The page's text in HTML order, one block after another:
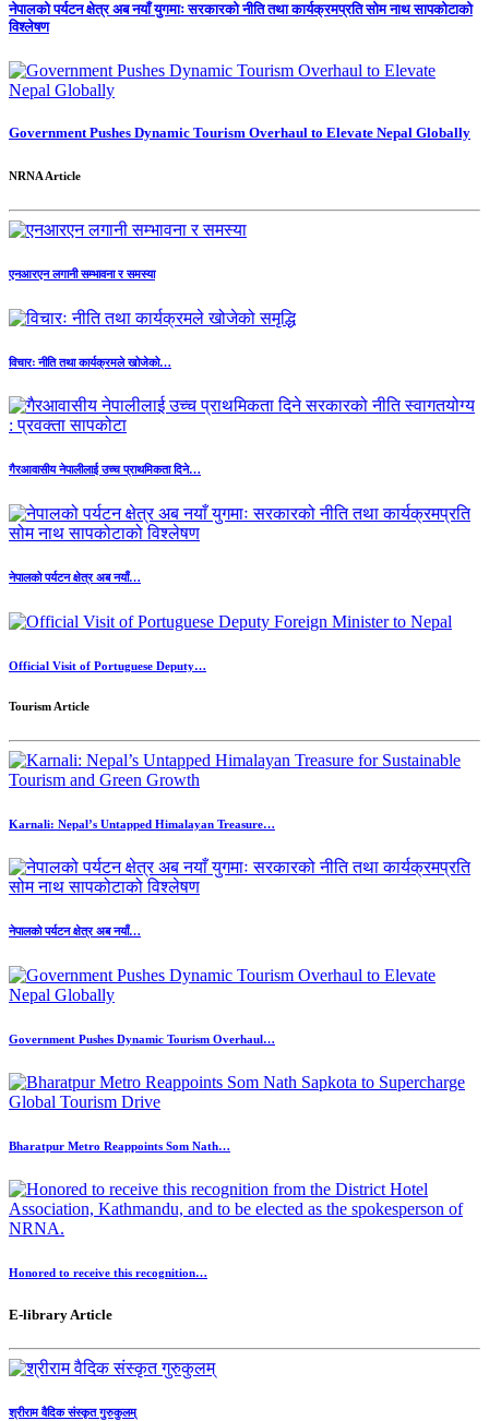
नेपालको पर्यटन क्षेत्र अब नयाँ युगमाः सरकारको नीति तथा कार्यक्रमप्रति सोम नाथ सापकोटाको
विश्लेषण
Government Pushes Dynamic Tourism Overhaul to Elevate Nepal Globally
NRNA Article
एनआरएन लगानी सम्भावना र समस्या
विचारः नीति तथा कार्यक्रमले खोजेको…
गैरआवासीय नेपालीलाई उच्च प्राथमिकता दिने…
नेपालको पर्यटन क्षेत्र अब नयाँ…
Official Visit of Portuguese Deputy…
Tourism Article
Karnali: Nepal’s Untapped Himalayan Treasure…
नेपालको पर्यटन क्षेत्र अब नयाँ…
Government Pushes Dynamic Tourism Overhaul…
Bharatpur Metro Reappoints Som Nath…
Honored to receive this recognition…
E-library Article
श्रीराम वैदिक संस्कृत गुरुकुलम्